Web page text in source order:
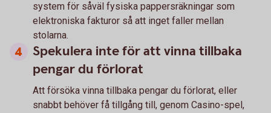
system för såväl fysiska pappersräkningar som
elektroniska fakturor så att inget faller mellan
stolarna.
Spekulera inte för att vinna tillbaka
pengar du förlorat
Att försöka vinna tillbaka pengar du förlorat, eller
snabbt behöver få tillgång till, genom Casino-spel,